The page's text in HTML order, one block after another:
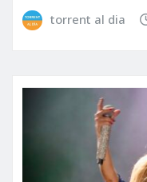
torrent al dia